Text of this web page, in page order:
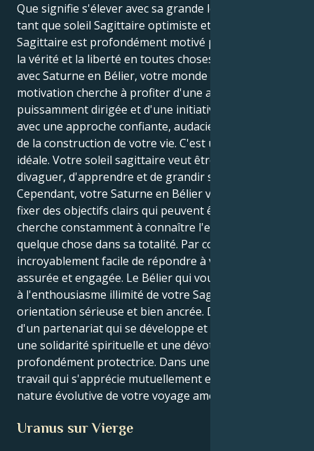
Que signifie s'élever avec sa grande leçon de vie en
tant que soleil Sagittaire optimiste et libre ? Le
Sagittaire est profondément motivé pour discerner
la vérité et la liberté en toutes choses. Cependant,
avec Saturne en Bélier, votre monde intérieur de
motivation cherche à profiter d'une action
puissamment dirigée et d'une initiative personnelle
avec une approche confiante, audacieuse et directe
de la construction de votre vie. C'est une situation
idéale. Votre soleil sagittaire veut être libre de
divaguer, d'apprendre et de grandir sans entrave.
Cependant, votre Saturne en Bélier vous motive à
fixer des objectifs clairs qui peuvent être atteints et
cherche constamment à connaître l'essence de
quelque chose dans sa totalité. Par conséquent, il est
incroyablement facile de répondre à votre énergie
assurée et engagée. Le Bélier qui vous anime donne
à l'enthousiasme illimité de votre Sagittaire une
orientation sérieuse et bien ancrée. Dans le cadre
d'un partenariat qui se développe et s'élève, avec
une solidarité spirituelle et une dévotion
profondément protectrice. Dans une relation de
travail qui s'apprécie mutuellement et s'intéresse à la
nature évolutive de votre voyage amoureux.
Uranus sur Vierge